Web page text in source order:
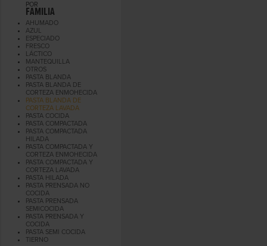
POR
FAMILIA
AHUMADO
AZUL
ESPECIADO
FRESCO
LÁCTICO
MANTEQUILLA
OTROS
PASTA BLANDA
PASTA BLANDA DE
CORTEZA ENMOHECIDA
PASTA BLANDA DE
CORTEZA LAVADA
PASTA COCIDA
PASTA COMPACTADA
PASTA COMPACTADA
HILADA
PASTA COMPACTADA Y
CORTEZA ENMOHECIDA
PASTA COMPACTADA Y
CORTEZA LAVADA
PASTA HILADA
PASTA PRENSADA NO
COCIDA
PASTA PRENSADA
SEMICOCIDA
PASTA PRENSADA Y
COCIDA
PASTA SEMI COCIDA
TIERNO